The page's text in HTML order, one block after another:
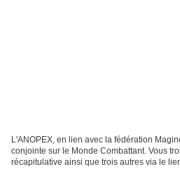
L'ANOPEX, en lien avec la fédération
conjointe sur le Monde Combattant. Vous
récapitulative ainsi que trois autres via le